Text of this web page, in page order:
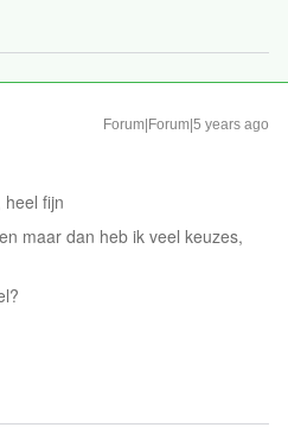
Forum|Forum|5 years ago
fijn
maar dan heb ik veel keuzes,